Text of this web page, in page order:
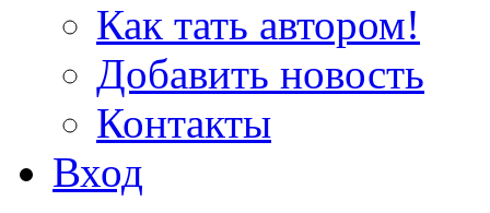
Как тать автором!
Добавить новость
Контакты
Вход